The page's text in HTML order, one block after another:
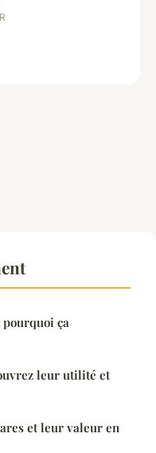
ça
leur utilité et
et leur valeur en